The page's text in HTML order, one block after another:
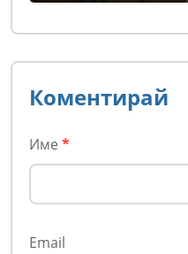
Коментирай
Име *
Email